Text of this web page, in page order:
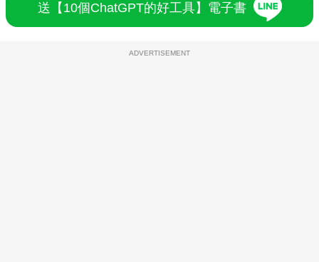
送【10個ChatGPT的好工具】電子書
ADVERTISEMENT